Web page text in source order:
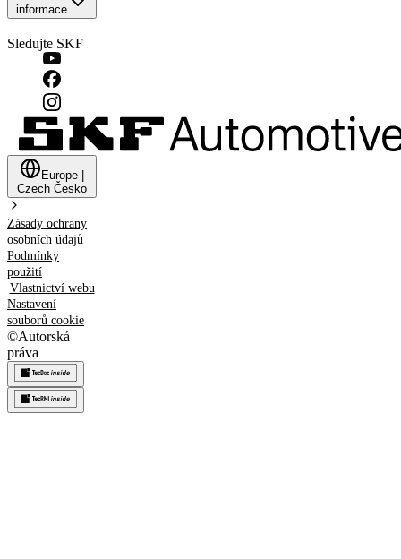
informace
Sledujte SKF
Europe
Czech Česko
Zásady ochrany
osobních údajů
Podmínky
použití
Vlastnictví webu
Nastavení
souborů cookie
©Autorská
práva